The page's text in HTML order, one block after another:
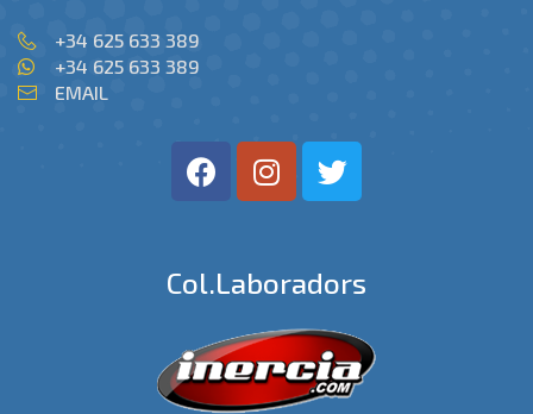
+34 625 633 389
+34 625 633 389
EMAIL
Col.laboradors